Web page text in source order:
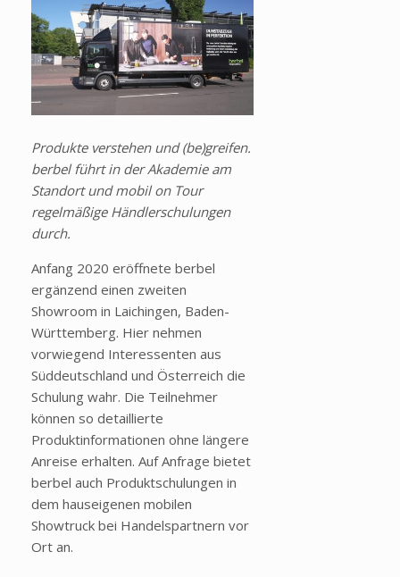
Produkte verstehen und (be)greifen.
berbel führt in der Akademie am
Standort und mobil on Tour
regelmäßige Händlerschulungen
durch.
Anfang 2020 eröffnete berbel
ergänzend einen zweiten
Showroom in Laichingen, Baden-
Württemberg. Hier nehmen
vorwiegend Interessenten aus
Süddeutschland und Österreich die
Schulung wahr. Die Teilnehmer
können so detaillierte
Produktinformationen ohne längere
Anreise erhalten. Auf Anfrage bietet
berbel auch Produktschulungen in
dem hauseigenen mobilen
Showtruck bei Handelspartnern vor
Ort an.